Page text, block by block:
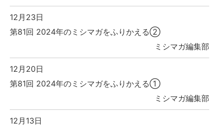
12月23日
第81回 2024年のミシマガをふりかえる②
ミシマガ編集部
12月20日
第81回 2024年のミシマガをふりかえる①
ミシマガ編集部
12月13日